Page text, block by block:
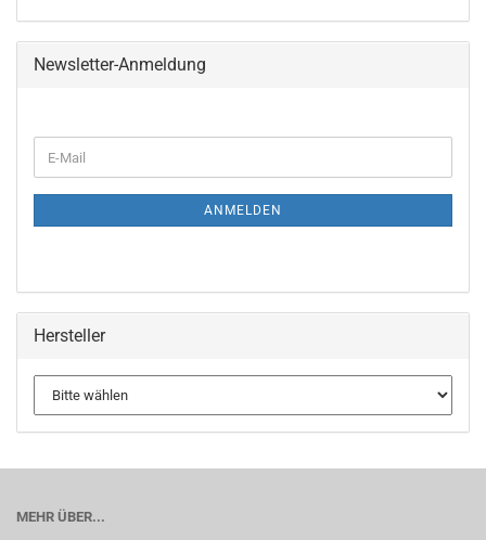
Newsletter-Anmeldung
ANMELDEN
Hersteller
MEHR ÜBER...